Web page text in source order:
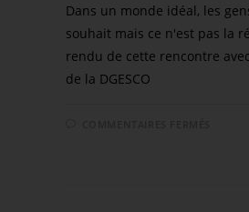
Dans un monde idéal, les
souhait mais ce n'est pas la
rendu de cette rencontre
de la DGESCO